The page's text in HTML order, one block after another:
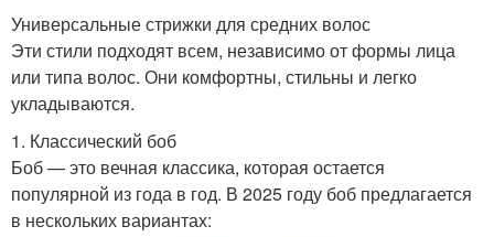
Универсальные стрижки для средних волос
Эти стили подходят всем, независимо от формы лица
или типа волос. Они комфортны, стильны и легко
укладываются.
1. Классический боб
Боб — это вечная классика, которая остается
популярной из года в год. В 2025 году боб предлагается
в нескольких вариантах: